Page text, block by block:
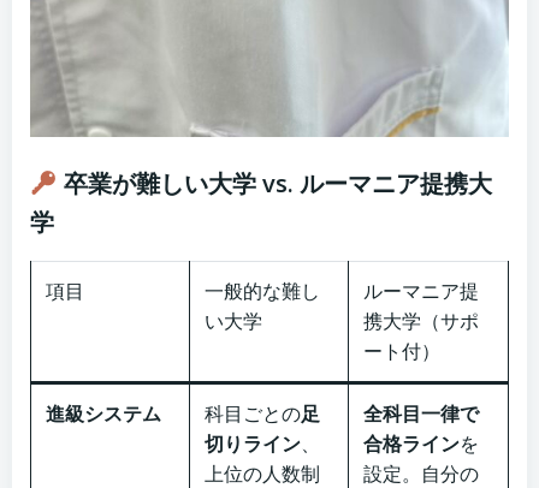
卒業が難しい大学 vs. ルーマニア提携大
学
項目
一般的な難し
い大学
ルーマニア提
携大学（サポ
ート付）
進級システム 科目ごとの足
切りライン、
上位の人数制
全科目一律で
合格ラインを
設定。自分の